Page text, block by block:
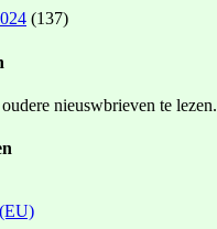
(137)
nieuswbrieven te lezen.